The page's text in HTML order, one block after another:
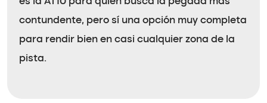
contundente, pero sí una opción muy completa
para rendir bien en casi cualquier zona de la
pista.